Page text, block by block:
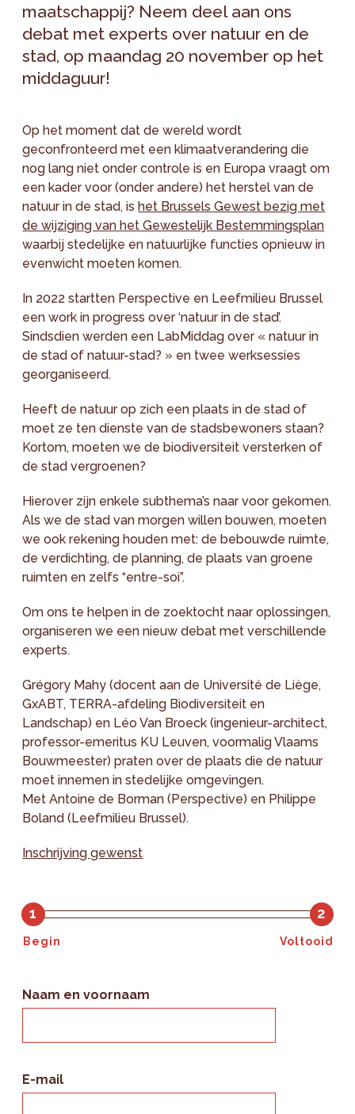
maatschappij? Neem deel aan ons
debat met experts over natuur en de
stad, op maandag 20 november op het
middaguur!
Op het moment dat de wereld wordt
geconfronteerd met een klimaatverandering die
nog lang niet onder controle is en Europa vraagt om
een kader voor (onder andere) het herstel van de
natuur in de stad, ishet Brussels Gewest bezig met
de wijziging van het Gewestelijk Bestemmingsplan
waarbij stedelijke en natuurlijke functies opnieuw in
evenwicht moeten komen.
In 2022 startten Perspective en Leefmilieu Brussel
een work in progress over ‘natuur in de stad’.
Sindsdien werden een LabMiddag over « natuur in
de stad of natuur-stad? » en twee werksessies
georganiseerd.
Heeft de natuur op zich een plaats in de stad of
moet ze ten dienste van de stadsbewoners staan?
Kortom, moeten we de biodiversiteit versterken of
de stad vergroenen?
Hierover zijn enkele subthema’s naar voor gekomen.
Als we de stad van morgen willen bouwen, moeten
we ook rekening houden met: de bebouwde ruimte,
de verdichting, de planning, de plaats van groene
ruimten en zelfs “entre-soi”.
Om ons te helpen in de zoektocht naar oplossingen,
organiseren we een nieuw debat met verschillende
experts.
Grégory Mahy (docent aan de Université de Liège,
GxABT, TERRA-afdeling Biodiversiteit en
Landschap) en Léo Van Broeck (ingenieur-architect,
professor-emeritus KU Leuven, voormalig Vlaams
Bouwmeester) praten over de plaats die de natuur
moet innemen in stedelijke omgevingen.
Met Antoine de Borman (Perspective) en Philippe
Boland (Leefmilieu Brussel).
Inschrijving gewenst
1
Begin
2
Voltooid
Naam en voornaam
E-mail